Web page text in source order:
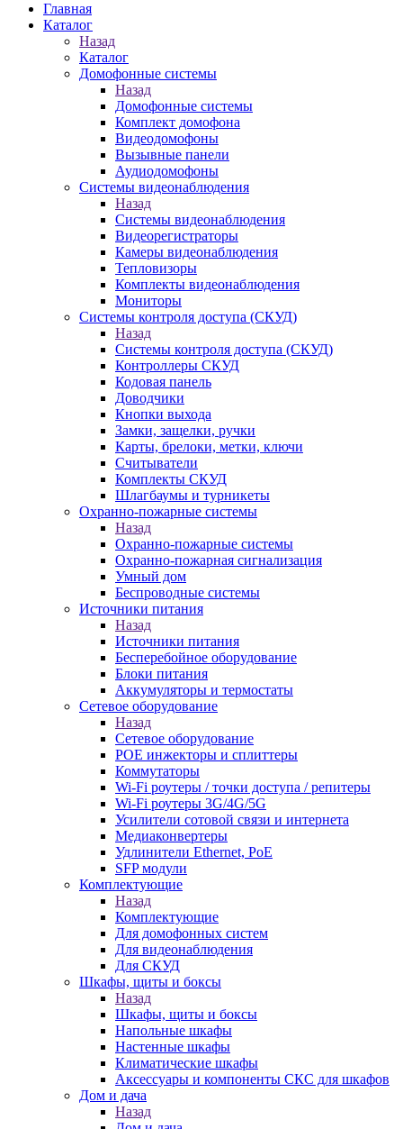
Главная
Каталог
Назад
Каталог
Домофонные системы
Назад
Домофонные системы
Комплект домофона
Видеодомофоны
Вызывные панели
Аудиодомофоны
Системы видеонаблюдения
Назад
Системы видеонаблюдения
Видеорегистраторы
Камеры видеонаблюдения
Тепловизоры
Комплекты видеонаблюдения
Мониторы
Системы контроля доступа (СКУД)
Назад
Системы контроля доступа (СКУД)
Контроллеры СКУД
Кодовая панель
Доводчики
Кнопки выхода
Замки, защелки, ручки
Карты, брелоки, метки, ключи
Считыватели
Комплекты СКУД
Шлагбаумы и турникеты
Охранно-пожарные системы
Назад
Охранно-пожарные системы
Охранно-пожарная сигнализация
Умный дом
Беспроводные системы
Источники питания
Назад
Источники питания
Бесперебойное оборудование
Блоки питания
Аккумуляторы и термостаты
Сетевое оборудование
Назад
Сетевое оборудование
POE инжекторы и сплиттеры
Коммутаторы
Wi-Fi роутеры / точки доступа / репитеры
Wi-Fi роутеры 3G/4G/5G
Усилители сотовой связи и интернета
Медиаконвертеры
Удлинители Ethernet, PoE
SFP модули
Комплектующие
Назад
Комплектующие
Для домофонных систем
Для видеонаблюдения
Для СКУД
Шкафы, щиты и боксы
Назад
Шкафы, щиты и боксы
Напольные шкафы
Настенные шкафы
Климатические шкафы
Аксессуары и компоненты СКС для шкафов
Дом и дача
Назад